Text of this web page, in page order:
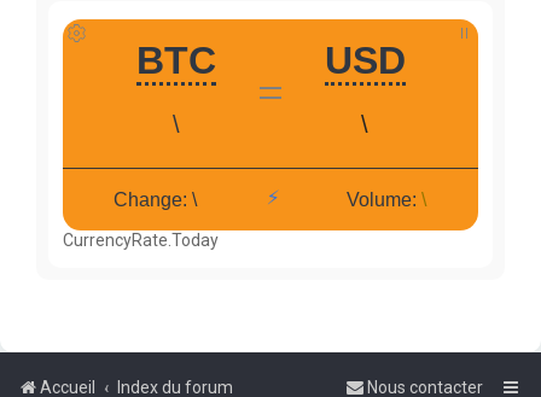
CurrencyRate.Today
Accueil Index du forum Nous contacter